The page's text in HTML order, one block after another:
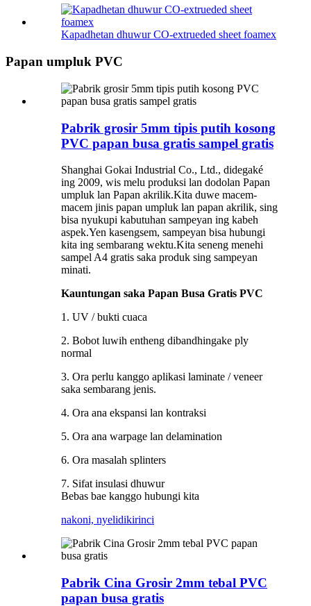
Kapadhetan dhuwur CO-extrueded sheet foamex
Papan umpluk PVC
Pabrik grosir 5mm tipis putih kosong
PVC papan busa gratis sampel gratis
Shanghai Gokai Industrial Co., Ltd., didegaké
ing 2009, wis melu produksi lan dodolan Papan
umpluk lan Papan akrilik.Kita duwe macem-
macem jinis papan umpluk lan papan akrilik, sing
bisa nyukupi kabutuhan sampeyan ing kabeh
aspek.Yen kasengsem, sampeyan bisa hubungi
kita ing sembarang wektu.Kita seneng menehi
sampel A4 gratis saka produk sing sampeyan
minati.
Kauntungan saka Papan Busa Gratis PVC
1. UV / bukti cuaca
2. Bobot luwih entheng dibandhingake ply
normal
3. Ora perlu kanggo aplikasi laminate / veneer
saka sembarang jenis.
4. Ora ana ekspansi lan kontraksi
5. Ora ana warpage lan delamination
6. Ora masalah splinters
7. Sifat insulasi dhuwur
Bebas bae kanggo hubungi kita
nakoni, nyelidikirinci
Pabrik Cina Grosir 2mm tebal PVC
papan busa gratis